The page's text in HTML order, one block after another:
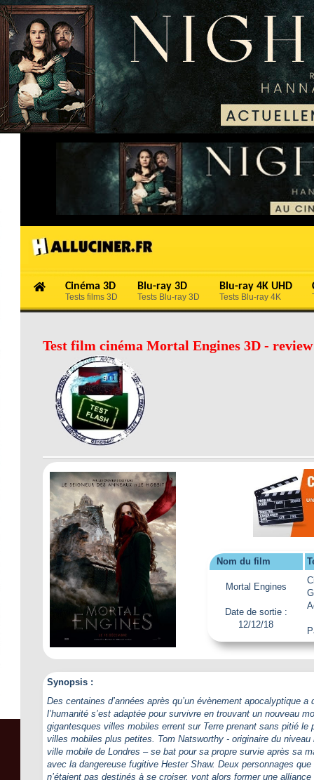
Cinéma 3D
Tests films 3D
Blu-ray 3D
Tests Blu-ray 3D
Blu-ray 4K UHD
Tests Blu-ray 4K
Test film cinéma Mortal Engines 3D - review
Nom du film
Mortal Engines
Date de sortie :
12/12/18
Synopsis :
Des centaines d’années après qu’un évènement apocalyptique a
l’humanité s’est adaptée pour survivre en trouvant un nouveau
gigantesques villes mobiles errent sur Terre prenant sans pitié le
villes mobiles plus petites. Tom Natsworthy - originaire du niveau
ville mobile de Londres – se bat pour sa propre survie après sa
avec la dangereuse fugitive Hester Shaw. Deux personnages
n’étaient pas destinés à se croiser, vont alors former une